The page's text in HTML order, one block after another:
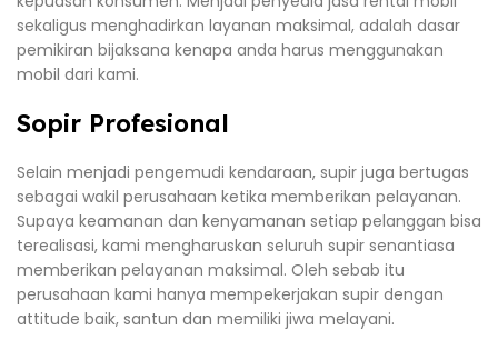
sekaligus menghadirkan layanan maksimal, adalah dasar
pemikiran bijaksana kenapa anda harus menggunakan
mobil dari kami.
Sopir Profesional
Selain menjadi pengemudi kendaraan, supir juga bertugas
sebagai wakil perusahaan ketika memberikan pelayanan.
Supaya keamanan dan kenyamanan setiap pelanggan bisa
terealisasi, kami mengharuskan seluruh supir senantiasa
memberikan pelayanan maksimal. Oleh sebab itu
perusahaan kami hanya mempekerjakan supir dengan
attitude baik, santun dan memiliki jiwa melayani.